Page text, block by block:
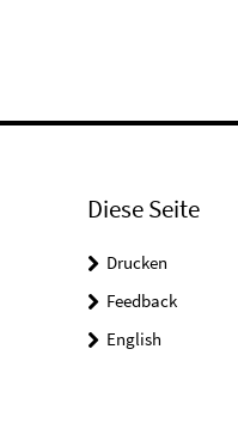
Diese Seite
Drucken
Feedback
English